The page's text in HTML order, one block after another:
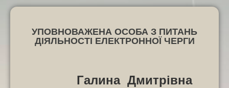
УПОВНОВАЖЕНА ОСОБА З ПИТАНЬ
ДІЯЛЬНОСТІ ЕЛЕКТРОННОЇ ЧЕРГИ
Галина Дмитрівна